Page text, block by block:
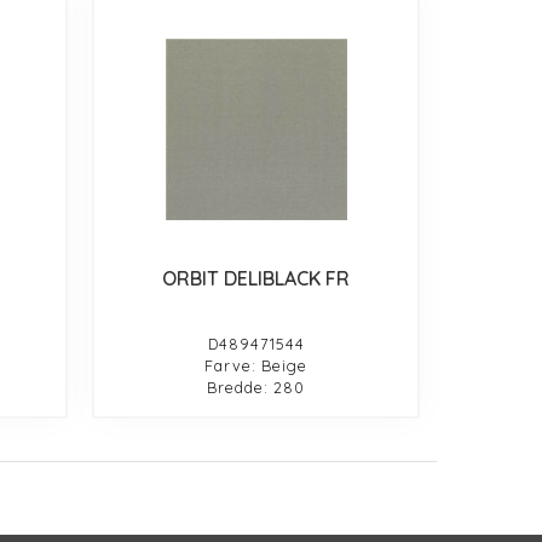
ORBIT DELIBLACK FR
D489471544
Farve: Beige
Bredde: 280